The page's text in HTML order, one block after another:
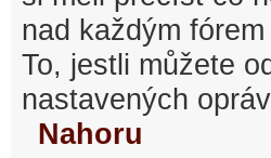
nad každým
To, jestli můžete
nastavených
Nahoru